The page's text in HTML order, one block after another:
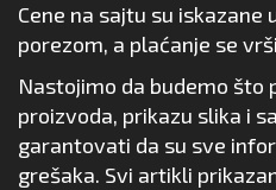
Cene na sajtu su
porezom, a plaćanje se
Nastojimo da budemo što
proizvoda, prikazu slika i
garantovati da su sve
grešaka. Svi artikli